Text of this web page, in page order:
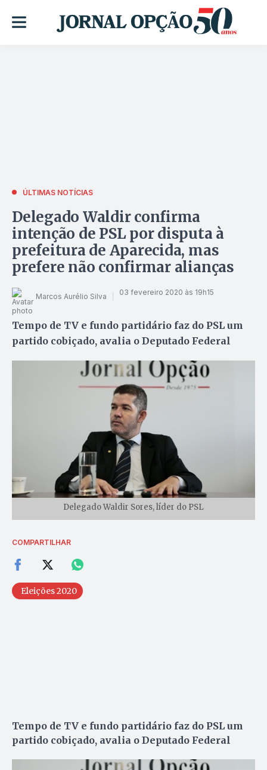
ÚLTIMAS NOTÍCIAS
Delegado Waldir confirma
intenção de PSL por disputa à
prefeitura de Aparecida, mas
prefere não confirmar alianças
Marcos Aurélio Silva 03 fevereiro 2020 às 19h15
Tempo de TV e fundo partidário faz do PSL um
partido cobiçado, avalia o Deputado Federal
Delegado Waldir Sores, líder do PSL
COMPARTILHAR
Eleições 2020
Tempo de TV e fundo partidário faz do PSL um
partido cobiçado, avalia o Deputado Federal